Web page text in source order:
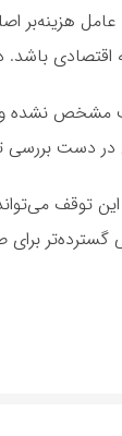
عامل
اقتصادی
مشخص
توقف
گسترده‌تر